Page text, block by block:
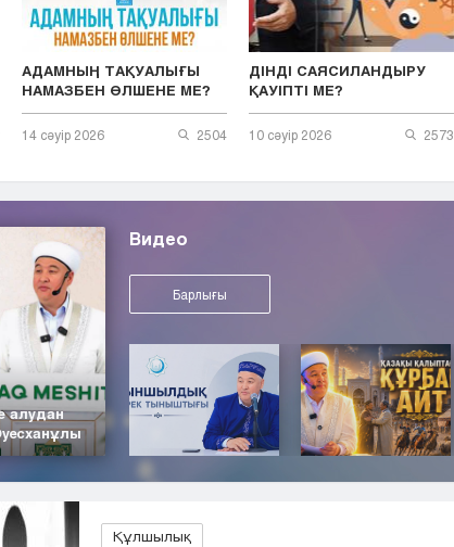
АДАМНЫҢ ТАҚУАЛЫҒЫ
НАМАЗБЕН ӨЛШЕНЕ МЕ?
14 сәуір 2026 2504
ДІНДІ САЯСИЛАНДЫРУ
ҚАУІПТІ МЕ?
10 сәуір 2026 2573
алудан
Видео
Барлығы
Құлшылық